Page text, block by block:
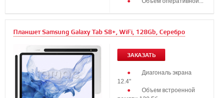
Планшет Samsung Galaxy Tab S8+, WiFi, 128Gb, Серебро
ЗАКАЗАТЬ
Диагональ экрана
12.4"
Объем встроенной